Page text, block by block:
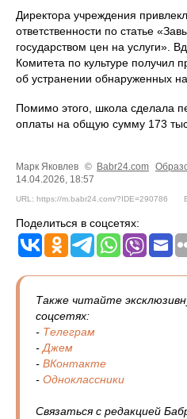
Директора учреждения
ответственности по статье
государством цен на услуги».
Комитета по культуре получил
об устранении обнаруженных
Помимо этого, школа сделала
оплаты на общую сумму 173
Марк Яковлев © Babr24.com
14.04.2026, 18:57
URL: https://m.babr24.com/?IDE=290786
Поделиться в соцсетях:
Также читайте
соцсетях:
- Телеграм
-Джем
- ВКонтакте
- Одноклассники
Связаться с редакцией